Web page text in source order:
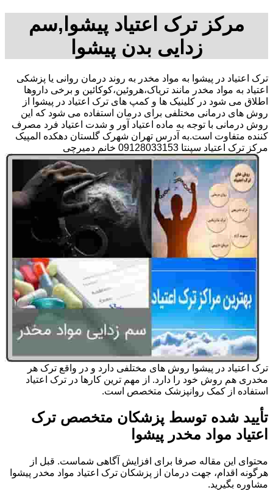
مرکز ترک اعتیاد پیشوا,سم
زدایی بدن پیشوا
ترک اعتیاد در پیشوا به مواد مخدر به روند درمان روانی یا پزشکی
اعتیاد به مواد مخدر مانند تریاک،هروئین،کوکائین و برخی داروها
اطلاق می شود در کلینیک ها و کمپ های ترک اعتیاد در پیشوا از
روش های درمانی مختلفی برای درمان استفاده می شود که این
روش درمانی با توجه به ماده اعتیاد آور و شدت اعتیاد فرد مصرف
کننده متفاوت است.به آدرس تهران شهرک گلستان دهکده المپیک
مرکز ترک اعتیاد سپنتا 09128033153 خانم دمیرچی
ترک اعتیاد در پیشوا روش های مختلفی دارد و در واقع ترک هر
مخدری هم روش خود را دارد. از مهم ترین کارها در ترک اعتیاد
استفاده از کمک روانپزشک متخصص است.
تأیید شده توسط پزشکان متخصص ترک
اعتیاد مواد مخدر پیشوا
محتوای این مقاله صرفا برای افزایش آگاهی شماست. قبل از
هرگونه اقدام، جهت درمان از پزشکان ترک اعتیاد مواد مخدر پیشوا
مشاوره بگیرید.